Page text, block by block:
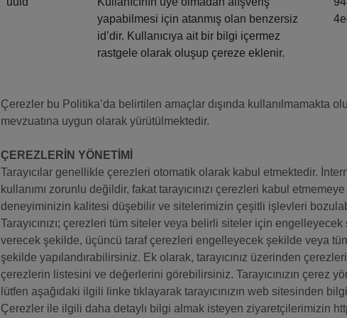
yapabilmesi için atanmış olan benzersiz
id’dir. Kullanıcıya ait bir bilgi içermez
rastgele olarak oluşup çereze eklenir.
Çerezler bu Politika’da belirtilen amaçlar dışında kullanılmamakta
mevzuatına uygun olarak yürütülmektedir.
ÇEREZLERİN YÖNETİMİ
Tarayıcılar genellikle çerezleri otomatik olarak kabul etmektedir.
kullanımı zorunlu değildir, fakat tarayıcınızı çerezleri kabul
deneyiminizin kalitesi düşebilir ve sitelerimizin çeşitli işlevleri
Tarayıcınızı; çerezleri tüm siteler veya belirli siteler için
verecek şekilde, üçüncü taraf çerezleri engelleyecek şekilde veya
şekilde yapılandırabilirsiniz. Ek olarak, tarayıcınız üzerinden
çerezlerin listesini ve değerlerini görebilirsiniz. Tarayıcınızın çerez
lütfen aşağıdaki ilgili linke tıklayarak tarayıcınızın web sitesinden bilgi
Çerezler ile ilgili daha detaylı bilgi almak isteyen ziyaretçilerimizin